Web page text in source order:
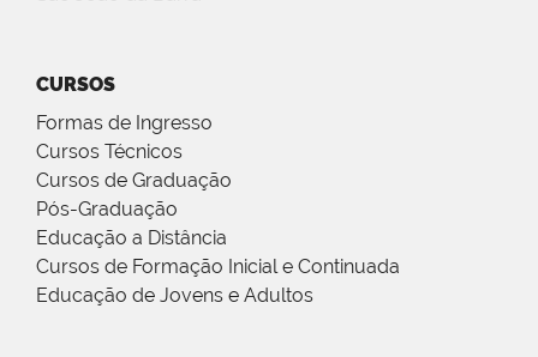
CURSOS
Formas de Ingresso
Cursos Técnicos
Cursos de Graduação
Pós-Graduação
Educação a Distância
Cursos de Formação Inicial e Continuada
Educação de Jovens e Adultos